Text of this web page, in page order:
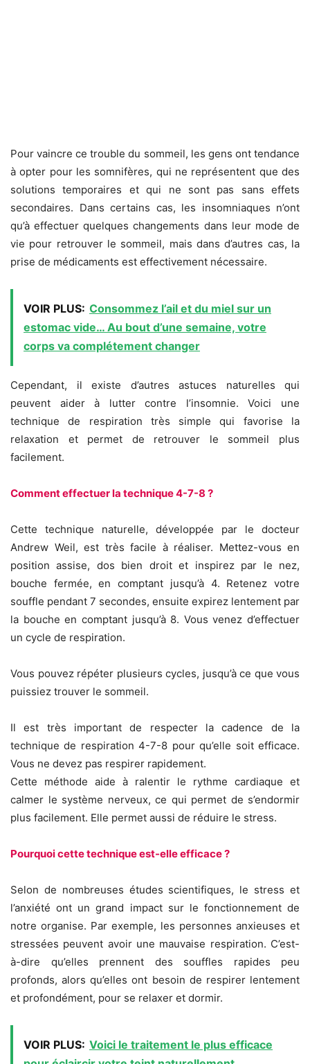
Pour vaincre ce trouble du sommeil, les gens ont tendance
à opter pour les somnifères, qui ne représentent que des
solutions temporaires et qui ne sont pas sans effets
secondaires. Dans certains cas, les insomniaques n’ont
qu’à effectuer quelques changements dans leur mode de
vie pour retrouver le sommeil, mais dans d’autres cas, la
prise de médicaments est effectivement nécessaire.
VOIR PLUS: Consommez l’ail et du miel sur un
estomac vide… Au bout d’une semaine, votre
corps va complétement changer
Cependant, il existe d’autres astuces naturelles qui
peuvent aider à lutter contre l’insomnie. Voici une
technique de respiration très simple qui favorise la
relaxation et permet de retrouver le sommeil plus
facilement.
Comment effectuer la technique 4-7-8 ?
Cette technique naturelle, développée par le docteur
Andrew Weil, est très facile à réaliser. Mettez-vous en
position assise, dos bien droit et inspirez par le nez,
bouche fermée, en comptant jusqu’à 4. Retenez votre
souffle pendant 7 secondes, ensuite expirez lentement par
la bouche en comptant jusqu’à 8. Vous venez d’effectuer
un cycle de respiration.
Vous pouvez répéter plusieurs cycles, jusqu’à ce que vous
puissiez trouver le sommeil.
Il est très important de respecter la cadence de la
technique de respiration 4-7-8 pour qu’elle soit efficace.
Vous ne devez pas respirer rapidement.
Cette méthode aide à ralentir le rythme cardiaque et
calmer le système nerveux, ce qui permet de s’endormir
plus facilement. Elle permet aussi de réduire le stress.
Pourquoi cette technique est-elle efficace ?
Selon de nombreuses études scientifiques, le stress et
l’anxiété ont un grand impact sur le fonctionnement de
notre organise. Par exemple, les personnes anxieuses et
stressées peuvent avoir une mauvaise respiration. C’est-
à-dire qu’elles prennent des souffles rapides peu
profonds, alors qu’elles ont besoin de respirer lentement
et profondément, pour se relaxer et dormir.
VOIR PLUS: Voici le traitement le plus efficace